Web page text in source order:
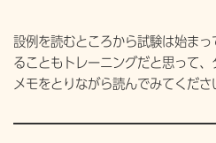
設例を読むところから試験は始ま
ることもトレーニングだと思って
メモをとりながら読んでみてくださ